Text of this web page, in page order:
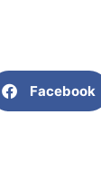
Facebook